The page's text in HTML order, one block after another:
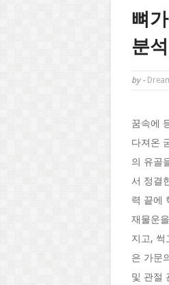
뼈
분
by -
꿈속에
다져온
의 유골
서 정결
력 끝에
재물운
지고, 썩
은 가문
및 관절